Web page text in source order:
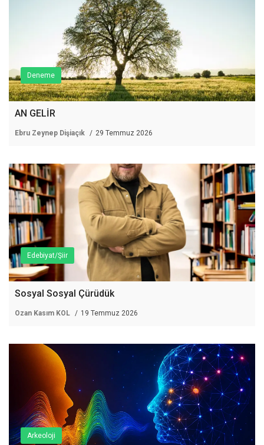
Deneme
AN GELİR
Ebru Zeynep Dişiaçık 29 Temmuz 2026
Edebiyat/Şiir
Sosyal Sosyal Çürüdük
Ozan Kasım KOL 19 Temmuz 2026
Arkeoloji